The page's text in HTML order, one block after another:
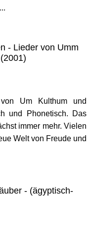
- Lieder von Umm
Um Kulthum und
und Phonetisch. Das
immer mehr. Vielen
Welt von Freude und
- (ägyptisch-